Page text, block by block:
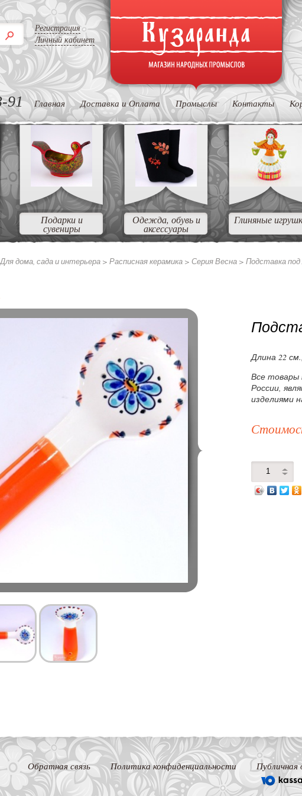
Регистрация
Личный кабинет
91 Главная Доставка и Оплата Промыслы Контакты
Подарки и
сувениры
Одежда, обувь и
аксессуары
Глиняные
Для дома, сада и интерьера > Расписная керамика > Серия Весна > Подставка
Длина 22
Все товары
России,
изделиями
Обратная связь Политика конфиденциальности